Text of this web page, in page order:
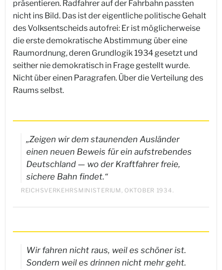
präsentieren. Radfahrer auf der Fahrbahn passten
nicht ins Bild. Das ist der eigentliche politische Gehalt
des Volksentscheids autofrei: Er ist möglicherweise
die erste demokratische Abstimmung über eine
Raumordnung, deren Grundlogik 1934 gesetzt und
seither nie demokratisch in Frage gestellt wurde.
Nicht über einen Paragrafen. Über die Verteilung des
Raums selbst.
„Zeigen wir dem staunenden Ausländer
einen neuen Beweis für ein aufstrebendes
Deutschland — wo der Kraftfahrer freie,
sichere Bahn findet.“
REICHSVERKEHRSMINISTERIUM, OKTOBER 1934.
Wir fahren nicht raus, weil es schöner ist.
Sondern weil es drinnen nicht mehr geht.